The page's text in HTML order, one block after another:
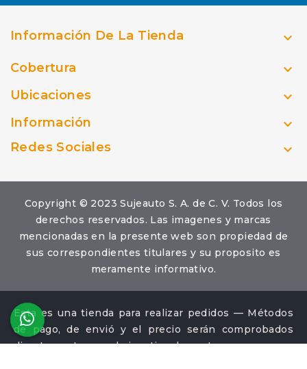
Información De La Tienda 
Cobertura 
Ubicaciones 
Información 
Redes Sociales 
Copyright © 2023 Sujeauto S. A. de C. V. Todos los
derechos reservados. Las imagenes y marcas
mencionadas en la presente web son propiedad de
sus correspondientes titulares y su proposito es
meramente informativo.
Esta es una tienda para realizar pedidos — Métodos
de pago, de envió y el precio serán comprobados
directamente con el ejecutivo de ventas.